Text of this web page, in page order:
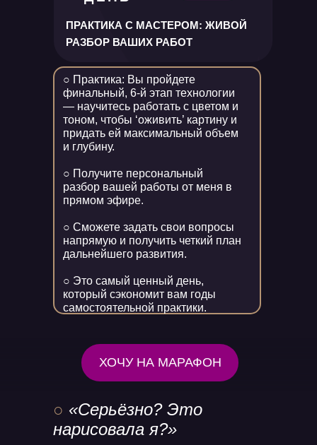
○ Практика: Вы пройдете
финальный, 6-й этап технологии
— научитесь работать с цветом и
тоном, чтобы ‘оживить’ картину и
придать ей максимальный объем
и глубину.
○ Получите персональный
разбор вашей работы от меня в
прямом эфире.
○ Сможете задать свои вопросы
напрямую и получить четкий план
дальнейшего развития.
○ Это самый ценный день,
который сэкономит вам годы
самостоятельной практики.
ПРАКТИКА С МАСТЕРОМ: ЖИВОЙ
РАЗБОР ВАШИХ РАБОТ
ХОЧУ НА МАРАФОН
○ «Серьёзно? Это
нарисовала я?»